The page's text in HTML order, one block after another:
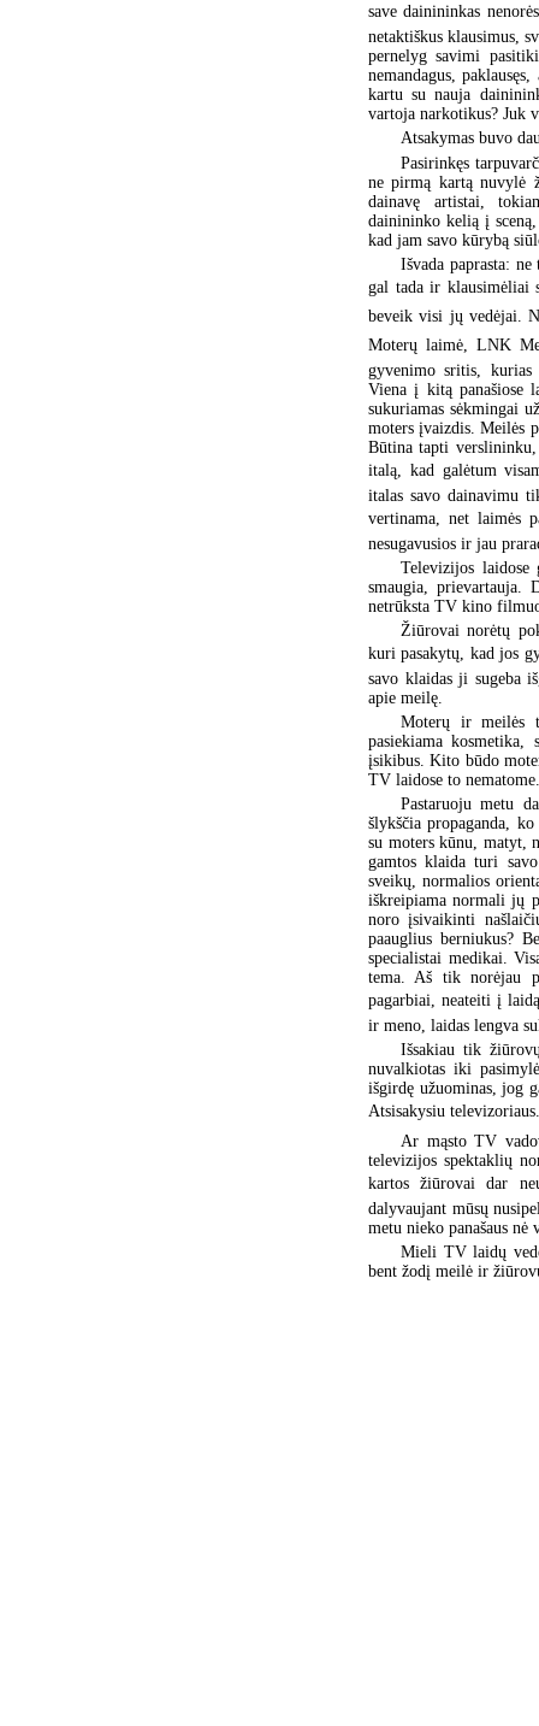
save dainininkas
netaktiškus klausimus,
pernelyg savimi
nemandagus,
kartu su nauja
vartoja narkotikus? Juk
Atsakymas buvo
Pasirinkęs
ne pirmą kartą nuvylė
dainavę artistai,
dainininko kelią į
kad jam savo kūrybą
Išvada paprasta:
gal tada ir
beveik visi jų vedėjai.
Moterų laimė, LNK
gyvenimo sritis,
Viena į kitą panašiose
sukuriamas sėkmingai
moters įvaizdis. Meilės
Būtina tapti
italą, kad galėtum
italas savo dainavimu
vertinama, net laimės
nesugavusios ir jau
Televizijos
smaugia, prievartauja.
netrūksta TV kino
Žiūrovai norėtų
kuri pasakytų, kad jos
savo klaidas ji sugeba
apie meilę.
Moterų ir meilės
pasiekiama
įsikibus. Kito būdo
TV laidose to nematome.
Pastaruoju metu
šlykščia propaganda,
su moters kūnu, matyt,
gamtos klaida turi
sveikų, normalios
iškreipiama normali jų
noro įsivaikinti
paauglius berniukus?
specialistai medikai.
tema. Aš tik norėjau
pagarbiai, neateiti į
ir meno, laidas lengva
Išsakiau tik
nuvalkiotas iki
išgirdę užuominas, jog
Atsisakysiu
Ar mąsto TV
televizijos spektaklių
kartos žiūrovai dar
dalyvaujant mūsų
metu nieko panašaus
Mieli TV laidų
bent žodį meilė ir